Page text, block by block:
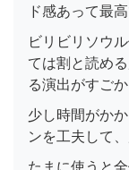
ド感あって最
ビリビリソウ
ては割と読め
る演出がすごか
少し時間がか
ンを工夫して
たまに使うと